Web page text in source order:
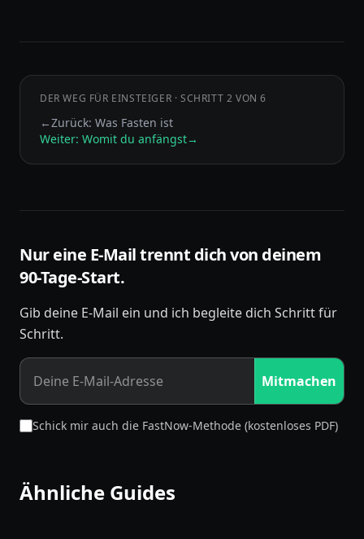
DER WEG FÜR EINSTEIGER ·SCHRITT 2 VON 6
←Zurück: Was Fasten ist
Weiter: Womit du anfängst→
Nur eine E-Mail trennt dich von deinem
90-Tage-Start.
Gib deine E-Mail ein und ich begleite dich Schritt für
Schritt.
Mitmachen
Schick mir auch die FastNow-Methode (kostenloses PDF)
Ähnliche Guides